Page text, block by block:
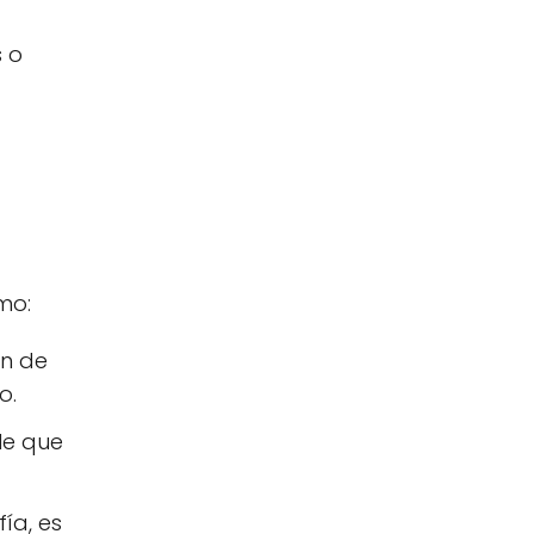
o
de
que
es